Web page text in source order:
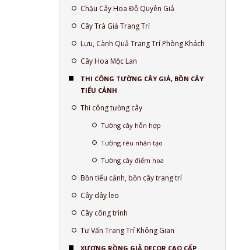
Chậu Cây Hoa Đỗ Quyên Giả
Cây Trà Giả Trang Trí
Lựu, Cành Quả Trang Trí Phòng Khách
Cây Hoa Mộc Lan
THI CÔNG TƯỜNG CÂY GIẢ, BỒN CÂY
TIỂU CẢNH
Thi công tường cây
Tường cây hỗn hợp
Tường rêu nhân tạo
Tường cây điểm hoa
Bồn tiểu cảnh, bồn cây trang trí
Cây dây leo
Cây công trình
Tư Vấn Trang Trí Không Gian
XƯƠNG RỒNG GIẢ DECOR CAO CẤP